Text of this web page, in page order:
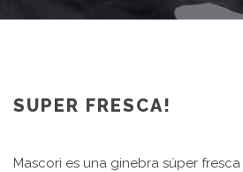
SUPER FRESCA!
Mascori es una ginebra súper